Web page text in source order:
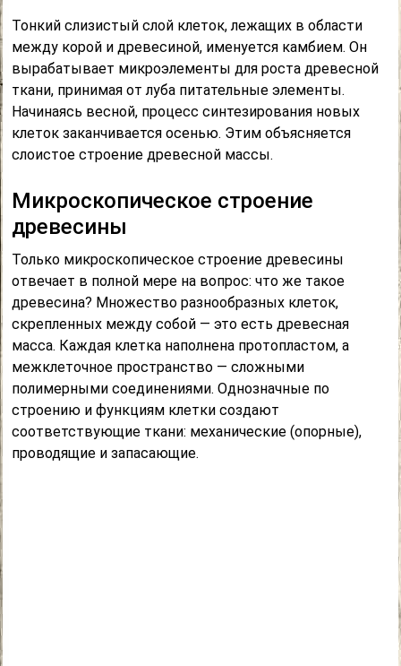
Тонкий слизистый слой клеток, лежащих в области
между корой и древесиной, именуется камбием. Он
вырабатывает микроэлементы для роста древесной
ткани, принимая от луба питательные элементы.
Начинаясь весной, процесс синтезирования новых
клеток заканчивается осенью. Этим объясняется
слоистое строение древесной массы.
Микроскопическое строение
древесины
Только микроскопическое строение древесины
отвечает в полной мере на вопрос: что же такое
древесина? Множество разнообразных клеток,
скрепленных между собой — это есть древесная
масса. Каждая клетка наполнена протопластом, а
межклеточное пространство — сложными
полимерными соединениями. Однозначные по
строению и функциям клетки создают
соответствующие ткани: механические (опорные),
проводящие и запасающие.